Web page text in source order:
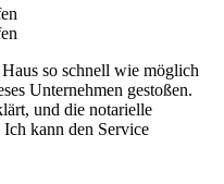
so schnell wie möglich
Unternehmen gestoßen.
und die notarielle
kann den Service